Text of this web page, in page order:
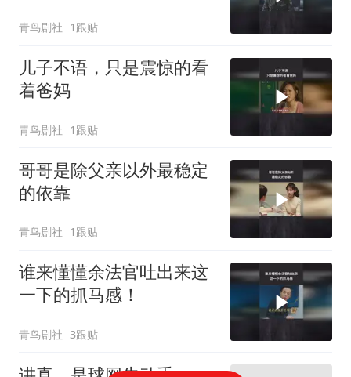
青鸟剧社 1跟贴
儿子不语，只是震惊的看
着爸妈
青鸟剧社 1跟贴
哥哥是除父亲以外最稳定
的依靠
青鸟剧社 1跟贴
谁来懂懂余法官吐出来这
一下的抓马感！
青鸟剧社 3跟贴